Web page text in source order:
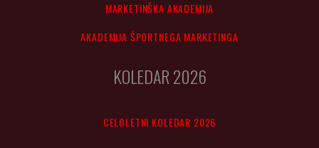
MARKETINŠKA AKADEMIJA
AKADEMIJA ŠPORTNEGA MARKETINGA
KOLEDAR 2026
CELOLETNI KOLEDAR 2026